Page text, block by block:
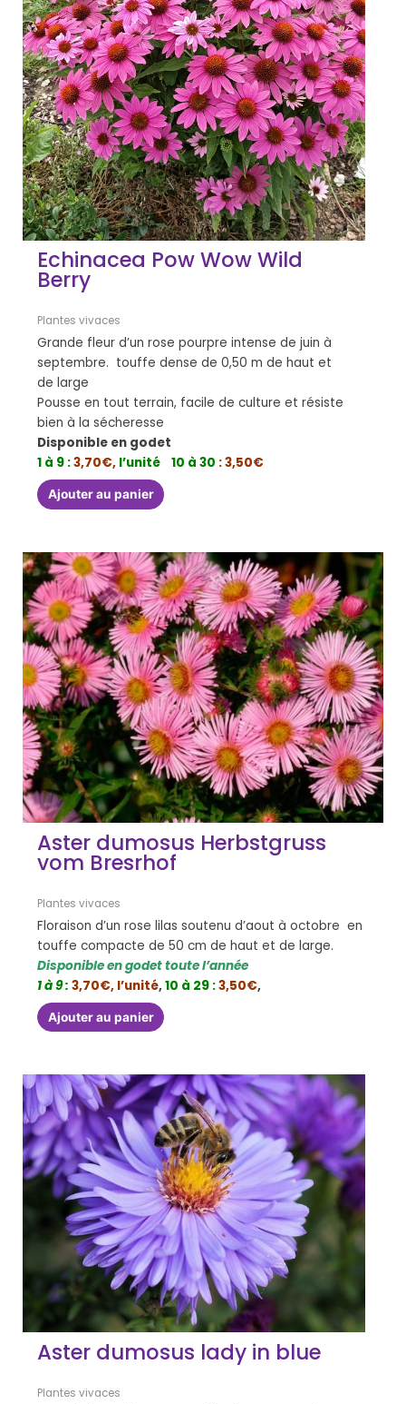
Echinacea Pow Wow Wild
Berry
Plantes vivaces
Grande fleur d’un rose pourpre intense de juin à
septembre. touffe dense de 0,50 m de haut et
de large
Pousse en tout terrain, facile de culture et résiste
bien à la sécheresse
Disponible en godet
1 à 9 :3,70€, l’unité 10 à 30 : 3,50€
Ajouter au panier
Aster dumosus Herbstgruss
vom Bresrhof
Plantes vivaces
Floraison d’un rose lilas soutenu d’aout à octobre en
touffe compacte de 50 cm de haut et de large.
Disponible en godet toute l’année
1 à 9 : 3,70€, l’unité,10 à 29 :3,50€,
Ajouter au panier
Aster dumosus lady in blue
Plantes vivaces